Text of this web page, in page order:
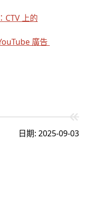
CTV 上的
廣告
日期: 2025-09-03